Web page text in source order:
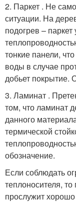
2. Паркет . Не
ситуации. На
подогрев –
тонкие панели,
воды в случае
добьет покрытие.
3. Ламинат .
том, что ламинат
данного
термической
обозначение.
Если соблюдать
теплоносителя,
прослужит хорошо